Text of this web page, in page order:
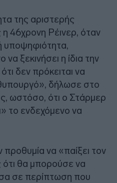
της αριστερής
46χρονη Ρέινερ, όταν
υποψηφιότητα,
ξεκινήσει η ίδια την
δεν πρόκειται να
δήλωσε στο
ωστόσο, ότι ο Στάρμερ
το ενδεχόμενο να
να «παίξει τον
θα μπορούσε να
σε περίπτωση που